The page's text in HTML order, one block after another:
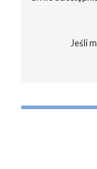
Jeśli